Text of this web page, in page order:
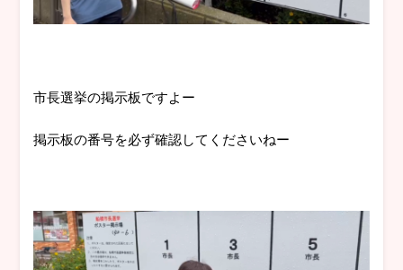
市長選挙の掲示板ですよー
掲示板の番号を必ず確認してくださいねー